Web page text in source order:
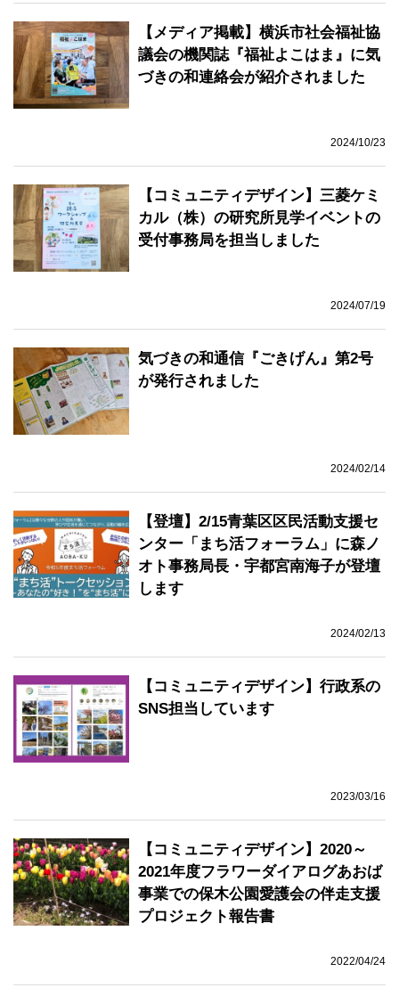
【メディア掲載】横浜市社会福祉協
議会の機関誌『福祉よこはま』に気
づきの和連絡会が紹介されました
2024/10/23
【コミュニティデザイン】三菱ケミ
カル（株）の研究所見学イベントの
受付事務局を担当しました
2024/07/19
気づきの和通信『ごきげん』第2号
が発行されました
2024/02/14
【登壇】2/15青葉区区民活動支援セ
ンター「まち活フォーラム」に森ノ
オト事務局長・宇都宮南海子が登壇
します
2024/02/13
【コミュニティデザイン】行政系の
SNS担当しています
2023/03/16
【コミュニティデザイン】2020～
2021年度フラワーダイアログあおば
事業での保木公園愛護会の伴走支援
プロジェクト報告書
2022/04/24